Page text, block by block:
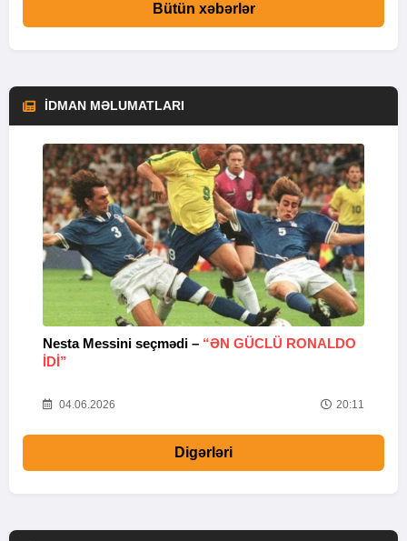
Bütün xəbərlər
İDMAN MƏLUMATLARI
Nesta Messini seçmədi – “ƏN GÜCLÜ RONALDO
IDI”
04.06.2026 20:11
Digərləri